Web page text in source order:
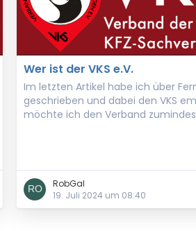
Wer ist der VKS e.V.
Im letzten Artikel habe ich über
geschrieben und dabei den VKS
möchte ich den Verband
RobGal
19. Juli 2024 um 08:40